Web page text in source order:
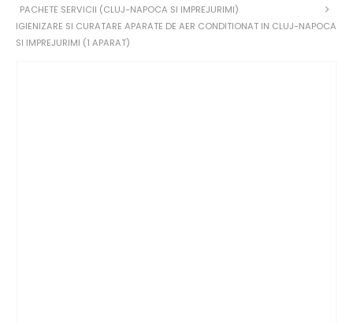
PACHETE SERVICII (CLUJ-NAPOCA SI IMPREJURIMI)
IGIENIZARE SI CURATARE APARATE DE AER CONDITIONAT IN CLUJ-NAPOCA
SI IMPREJURIMI (1 APARAT)